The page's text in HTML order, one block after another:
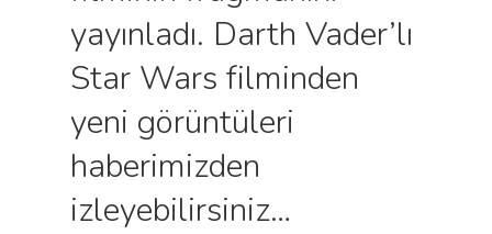
yayınladı. Darth Vader’lı
Star Wars filminden
yeni görüntüleri
haberimizden
izleyebilirsiniz…